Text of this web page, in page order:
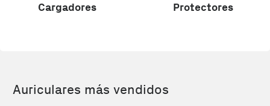
Cargadores Protectores
Auriculares más vendidos